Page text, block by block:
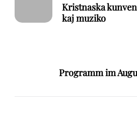
Kristnaska
kaj muziko
Programm im